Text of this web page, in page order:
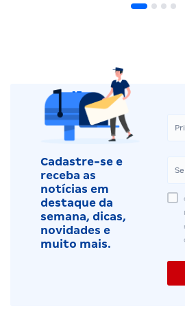
Cadastre-se e
receba as
notícias em
destaque da
semana, dicas,
novidades e
muito mais.